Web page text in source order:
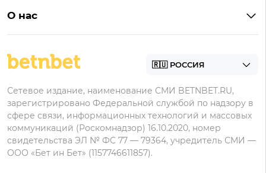
Леон
Zenit
Бонусы Леон
БК для ставок с мобильного
Фонбет на Андроид
Олимп на Андроид
О нас
Пользовательское соглашение
данных
Сетевое издание, наименование СМИ BETNBET.RU,
зарегистрировано Федеральной службой по надзору в
сфере связи, информационных технологий и массовых
коммуникаций (Роскомнадзор) 16.10.2020, номер
свидетельства ЭЛ № ФС 77 — 79364, учредитель СМИ —
ООО «Бет ин Бет» (1157746611857).